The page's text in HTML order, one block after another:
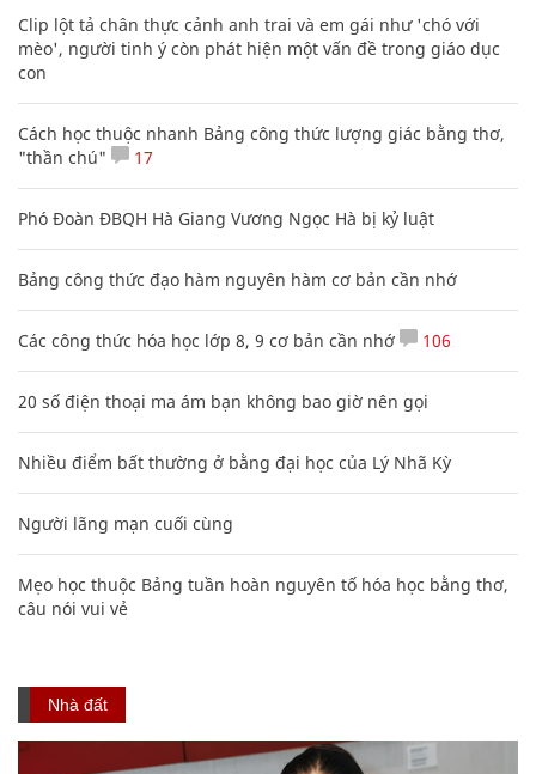
Clip lột tả chân thực cảnh anh trai và em gái như 'chó với
mèo', người tinh ý còn phát hiện một vấn đề trong giáo dục
con
Cách học thuộc nhanh Bảng công thức lượng giác bằng thơ,
"thần chú"
17
Phó Đoàn ĐBQH Hà Giang Vương Ngọc Hà bị kỷ luật
Bảng công thức đạo hàm nguyên hàm cơ bản cần nhớ
Các công thức hóa học lớp 8, 9 cơ bản cần nhớ 106
20 số điện thoại ma ám bạn không bao giờ nên gọi
Nhiều điểm bất thường ở bằng đại học của Lý Nhã Kỳ
Người lãng mạn cuối cùng
Mẹo học thuộc Bảng tuần hoàn nguyên tố hóa học bằng thơ,
câu nói vui vẻ
Nhà đất